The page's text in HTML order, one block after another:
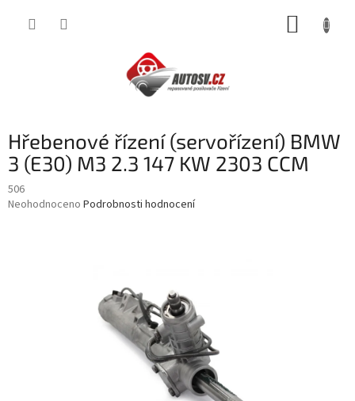
Hřebenové řízení (servořízení) BMW
3 (E30) M3 2.3 147 KW 2303 CCM
506
Průměrné
Neohodnoceno Podrobnosti hodnocení